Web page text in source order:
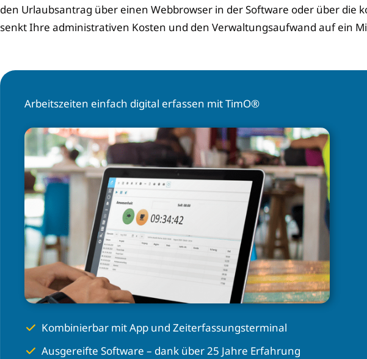
den Urlaubsantrag über einen Webbrowser in der Software oder über die
senkt Ihre administrativen Kosten und den Verwaltungsaufwand auf ein
Arbeitszeiten einfach digital erfassen mit TimO®
Kombinierbar mit App und Zeiterfassungsterminal
Ausgereifte Software – dank über 25 Jahre Erfahrung